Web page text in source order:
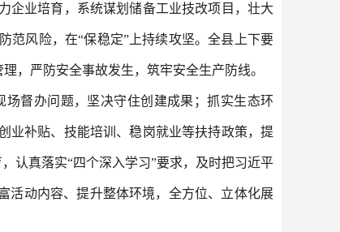
企业培育，系统谋划储备工业技改项目，壮大
范风险，在“保稳定”上持续攻坚。全县上下要
，严防安全事故发生，筑牢安全生产防线。
督办问题，坚决守住创建成果；抓实生态环
业补贴、技能培训、稳岗就业等扶持政策，提
认真落实“四个深入学习”要求，及时把习近平
活动内容、提升整体环境，全方位、立体化展